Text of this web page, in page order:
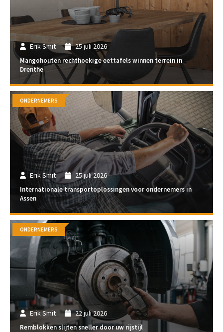
Erik Smit 25 juli 2026
Mangohouten rechthoekige eettafels winnen terrein in
Drenthe
Erik Smit 25 juli 2026
Internationale transportoplossingen voor ondernemers in
Assen
ONDERNEMERS
Erik Smit 22 juli 2026
Remblokken slijten sneller door uw rijstijl
ONDERNEMERS